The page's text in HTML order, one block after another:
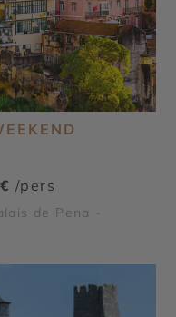
/pers
de Pena -